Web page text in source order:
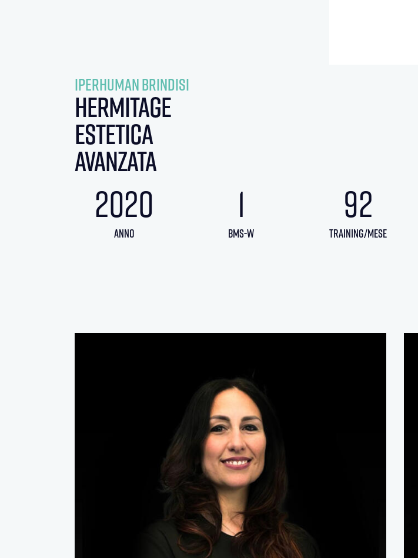
Iperhuman brindisi
hermitage
estetica
avanzata
2020
anno
1
BMS-w
92
training/mese